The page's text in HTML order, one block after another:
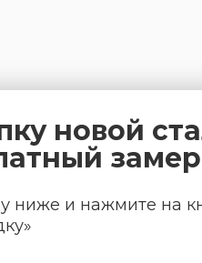
новой
замер
ниже и нажмите на